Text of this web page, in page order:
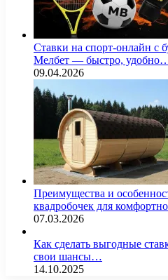
Ставки на спорт-онлайн с
Мелбет — быстро,
09.04.2026
Преимущества и
квадробочек для
07.03.2026
Как сделать выгодные
свои шансы…
14.10.2025